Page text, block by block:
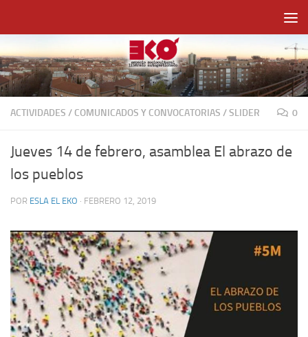
ACTIVIDADES / COMUNICADOS Y CONVOCATORIAS /SLIDER 0
Jueves 14 de febrero, asamblea El abrazo de
los pueblos
POR ESLA EL EKO · FEBRERO 12, 2019